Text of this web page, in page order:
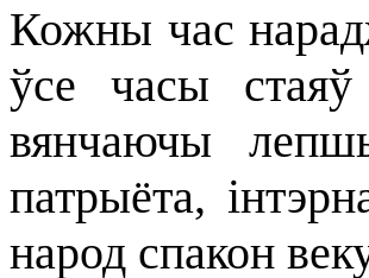
Кожны час
ўсе часы
вянчаючы
патрыёта,
народ спакон